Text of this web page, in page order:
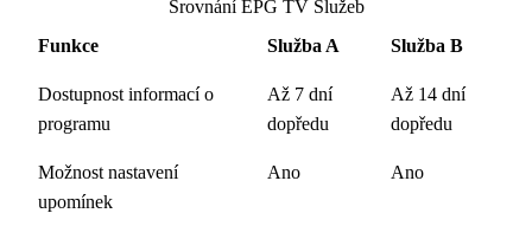
Srovnání EPG TV Služeb
Funkce
Služba A Služba B
Dostupnost informací o
programu
Až 7 dní
dopředu
Až 14 dní
dopředu
Možnost nastavení
upomínek
Ano Ano